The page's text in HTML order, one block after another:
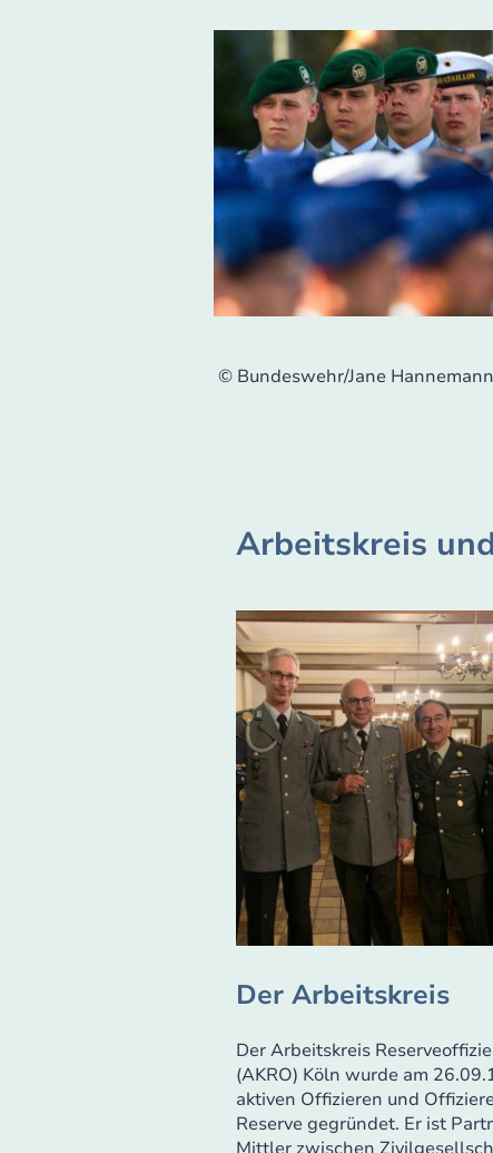
© Bundeswehr/Jane Hannemann
Arbeitskreis
Der Arbeitskreis
Der Arbeitskreis
(AKRO) Köln wurde am
aktiven Offizieren und
Reserve gegründet. Er ist